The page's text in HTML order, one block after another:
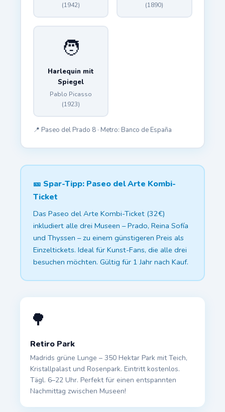
(1942) (1890)
🧑
Harlequin mit
Spiegel
Pablo Picasso
(1923)
📍 Paseo del Prado 8 · Metro: Banco de España
🎫 Spar-Tipp: Paseo del Arte Kombi-
Ticket
Das Paseo del Arte Kombi-Ticket (32€)
inkludiert alle drei Museen – Prado, Reina Sofía
und Thyssen – zu einem günstigeren Preis als
Einzeltickets. Ideal für Kunst-Fans, die alle drei
besuchen möchten. Gültig für 1 Jahr nach Kauf.
🌳
Retiro Park
Madrids grüne Lunge – 350 Hektar Park mit Teich,
Kristallpalast und Rosenpark. Eintritt kostenlos.
Tägl. 6–22 Uhr. Perfekt für einen entspannten
Nachmittag zwischen Museen!